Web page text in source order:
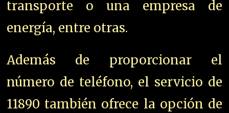
transporte o una empresa de
energía, entre otras.
Además de proporcionar el
número de teléfono, el servicio de
11890 también ofrece la opción de